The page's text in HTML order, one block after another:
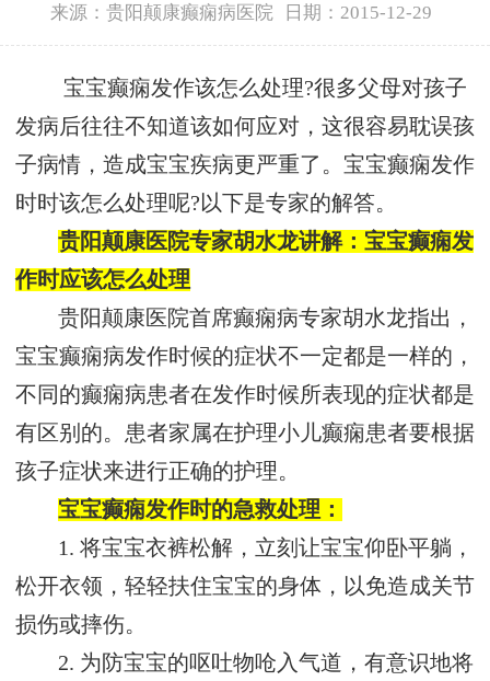
来源：贵阳颠康癫痫病医院 日期：2015-12-29
宝宝癫痫发作该怎么处理?很多父母对孩子
发病后往往不知道该如何应对，这很容易耽误孩
子病情，造成宝宝疾病更严重了。宝宝癫痫发作
时时该怎么处理呢?以下是专家的解答。
贵阳颠康医院专家胡水龙讲解：宝宝癫痫发
作时应该怎么处理
贵阳颠康医院首席癫痫病专家胡水龙指出，
宝宝癫痫病发作时候的症状不一定都是一样的，
不同的癫痫病患者在发作时候所表现的症状都是
有区别的。患者家属在护理小儿癫痫患者要根据
孩子症状来进行正确的护理。
宝宝癫痫发作时的急救处理：
1. 将宝宝衣裤松解，立刻让宝宝仰卧平躺，
松开衣领，轻轻扶住宝宝的身体，以免造成关节
损伤或摔伤。
2. 为防宝宝的呕吐物呛入气道，有意识地将